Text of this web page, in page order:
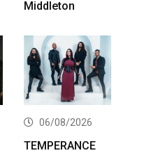
Middleton
06/08/2026
TEMPERANCE